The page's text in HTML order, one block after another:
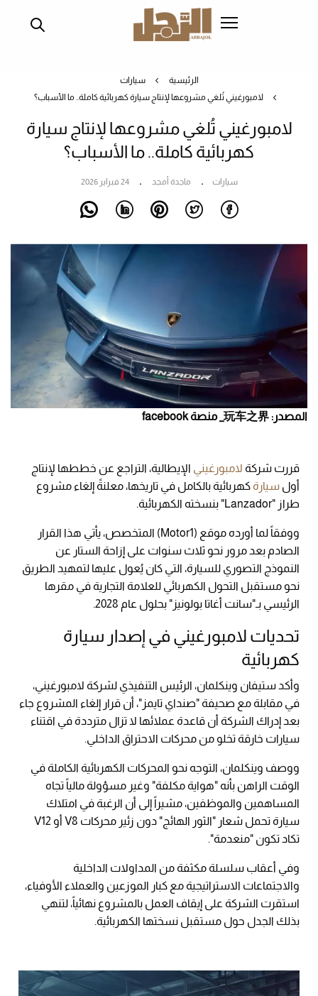
الرئيسية
سيارات
لامبورغيني تُلغي مشروعها لإنتاج سيارة كهربائية كاملة.. ما الأسباب؟
لامبورغيني تُلغي مشروعها لإنتاج سيارة
كهربائية كاملة.. ما الأسباب؟
سيارات ماجدة أمجد 24 فبراير 2026
المصدر: 玩车之界_ منصة facebook
قررت شركة لامبورغيني الإيطالية، التراجع عن خططها لإنتاج
أول سيارة كهربائية بالكامل في تاريخها، معلنةً إلغاء مشروع
طراز "Lanzador" بنسخته الكهربائية.
ووفقاً لما أورده موقع (Motor1) المتخصص، يأتي هذا القرار
الصادم بعد مرور نحو ثلاث سنوات على إزاحة الستار عن
النموذج التصوري للسيارة، التي كان يُعول عليها لتمهيد الطريق
نحو مستقبل التحول الكهربائي للعلامة التجارية في مقرها
الرئيسي بـ"سانت أغاتا بولونيز" بحلول عام 2028.
تحديات لامبورغيني في إصدار سيارة
كهربائية
وأكد ستيفان وينكلمان، الرئيس التنفيذي لشركة لامبورغيني،
في مقابلة مع صحيفة "صنداي تايمز"، أن قرار إلغاء المشروع جاء
بعد إدراك الشركة أن قاعدة عملائها لا تزال مترددة في اقتناء
سيارات خارقة تخلو من محركات الاحتراق الداخلي.
ووصف وينكلمان، التوجه نحو المحركات الكهربائية الكاملة في
الوقت الراهن بأنه "هواية مكلفة" وغير مسؤولة مالياً تجاه
المساهمين والموظفين، مشيراً إلى أن الرغبة في امتلاك
سيارة تحمل شعار "الثور الهائج" دون زئير محركات V8 أو V12
تكاد تكون "منعدمة".
وفي أعقاب سلسلة مكثفة من المداولات الداخلية
والاجتماعات الاستراتيجية مع كبار الموزعين والعملاء الأوفياء،
استقرت الشركة على إيقاف العمل بالمشروع نهائياً، لتنهي
بذلك الجدل حول مستقبل نسختها الكهربائية.